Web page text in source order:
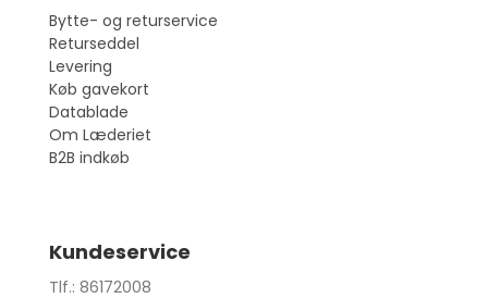
Bytte- og returservice
Returseddel
Levering
Køb gavekort
Datablade
Om Læderiet
B2B indkøb
Kundeservice
Tlf.: 86172008